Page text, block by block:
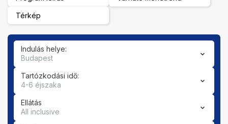
Térkép
Indulás helye:
Budapest
Tartózkodási idő:
4-6 éjszaka
Ellátás
All inclusive